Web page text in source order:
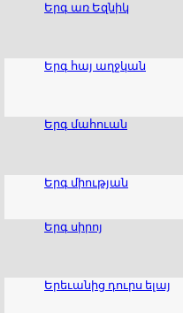
Երգ առ Եզնիկ
Երգ հայ աղջկան
Երգ մահուան
Երգ միության
Երգ սիրոյ
Երեւանից դուրս ելայ